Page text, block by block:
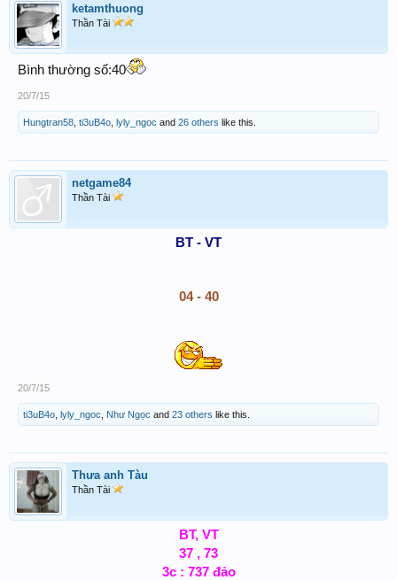
ketamthuong
Thần Tài
Bình thường số:40
20/7/15
Hungtran58 ti3uB4o lyly_ngoc and 26 others like this.
netgame84
Thần Tài
BT - VT
04 - 40
20/7/15
ti3uB4o lyly_ngoc Như Ngọc and 23 others like this.
Thưa anh Tàu
Thần Tài
BT, VT
37 , 73
3c : 737 đảo